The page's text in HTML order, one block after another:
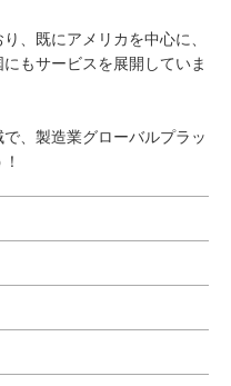
、既にアメリカを中心に、
もサービスを展開していま
、製造業グローバルプラッ